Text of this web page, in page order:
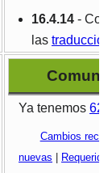
16.4.14 -
las
Ya tenemos 628
Cambios
nuevas